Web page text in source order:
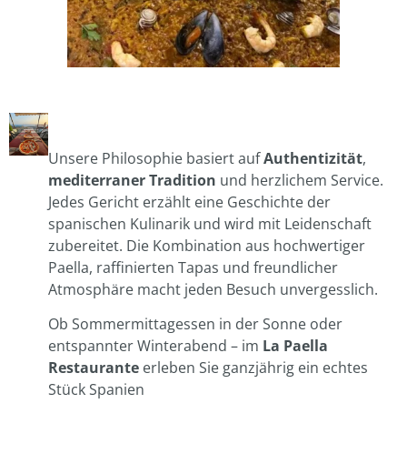
Unsere Philosophie basiert aufAuthentizität,
mediterraner Tradition und herzlichem Service.
Jedes Gericht erzählt eine Geschichte der
spanischen Kulinarik und wird mit Leidenschaft
zubereitet. Die Kombination aus hochwertiger
Paella, raffinierten Tapas und freundlicher
Atmosphäre macht jeden Besuch unvergesslich.
Ob Sommermittagessen in der Sonne oder
entspannter Winterabend – im La Paella
Restaurante erleben Sie ganzjährig ein echtes
Stück Spanien